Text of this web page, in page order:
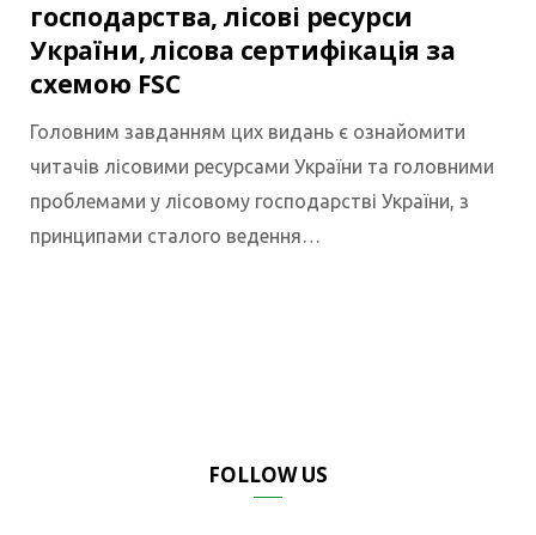
господарства, лісові ресурси
України, лісова сертифікація за
схемою FSC
Головним завданням цих видань є ознайомити
читачів лісовими ресурсами України та головними
проблемами у лісовому господарстві України, з
принципами сталого ведення…
FOLLOW US